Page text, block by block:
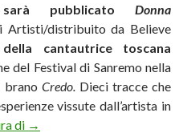
pubblicato Donna
Artisti/distribuito da Believe
della cantautrice toscana
del Festival di Sanremo nella
brano Credo. Dieci tracce che
vissute dall’artista in
di Amara, esce il 10 febbraio
→